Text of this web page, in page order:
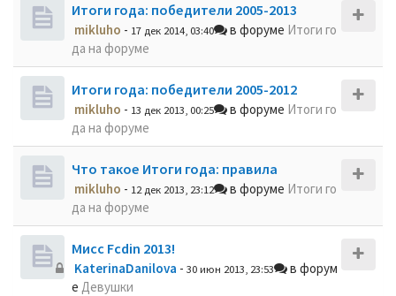
Итоги года: победители 2005-2013
mikluho - 17 дек 2014, 03:40 в форуме Итоги го
да на форуме
Итоги года: победители 2005-2012
mikluho - 13 дек 2013, 00:25 в форуме Итоги го
да на форуме
Что такое Итоги года: правила
mikluho - 12 дек 2013, 23:12 в форуме Итоги го
да на форуме
Мисс Fcdin 2013!
KaterinaDanilova - 30 июн 2013, 23:53
в форум
е Девушки